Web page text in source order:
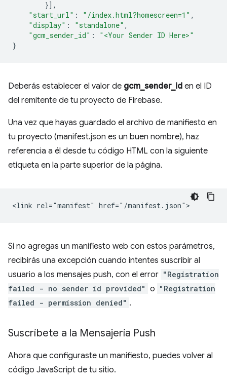
}],
"start_url" : "/index.html?homescreen=1" ,
"display" : "standalone" ,
"gcm_sender_id" :
"<Your Sender ID Here>"
}
Deberás establecer el valor de gcm_sender_id en el ID
del remitente de tu proyecto de Firebase.
Una vez que hayas guardado el archivo de manifiesto en
tu proyecto (manifest.json es un buen nombre), haz
referencia a él desde tu código HTML con la siguiente
etiqueta en la parte superior de la página.
Si no agregas un manifiesto web con estos parámetros,
recibirás una excepción cuando intentes suscribir al
usuario a los mensajes push, con el error "Registration
failed - no sender id provided" o "Registration
failed - permission denied" .
Suscríbete a la Mensajería Push
Ahora que configuraste un manifiesto, puedes volver al
código JavaScript de tu sitio.